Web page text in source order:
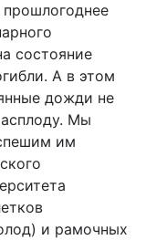
состояние
А в этом
дожди не
Мы
им
и рамочных